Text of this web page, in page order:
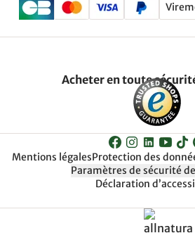
Acheter en toute
Mentions légalesProtection des
Paramètres de sécurité
Déclaration